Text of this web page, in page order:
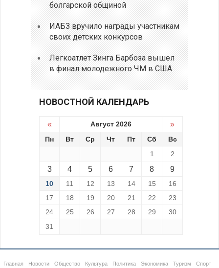
болгарской общиной
ИАБЗ вручило награды участникам
своих детских конкурсов
Легкоатлет Зинга Барбоза вышел
в финал молодежного ЧМ в США
НОВОСТНОЙ КАЛЕНДАРЬ
« Август 2026 »
Пн Вт Ср Чт Пт Сб
Вс
1
2
3 4 5 6 7 8 9
10 11 12 13 14 15
16
17
18 19 20 21 22
23
24
25 26 27 28 29
30
31
Главная Новости Общество Культура Политика Экономика Туризм Спорт